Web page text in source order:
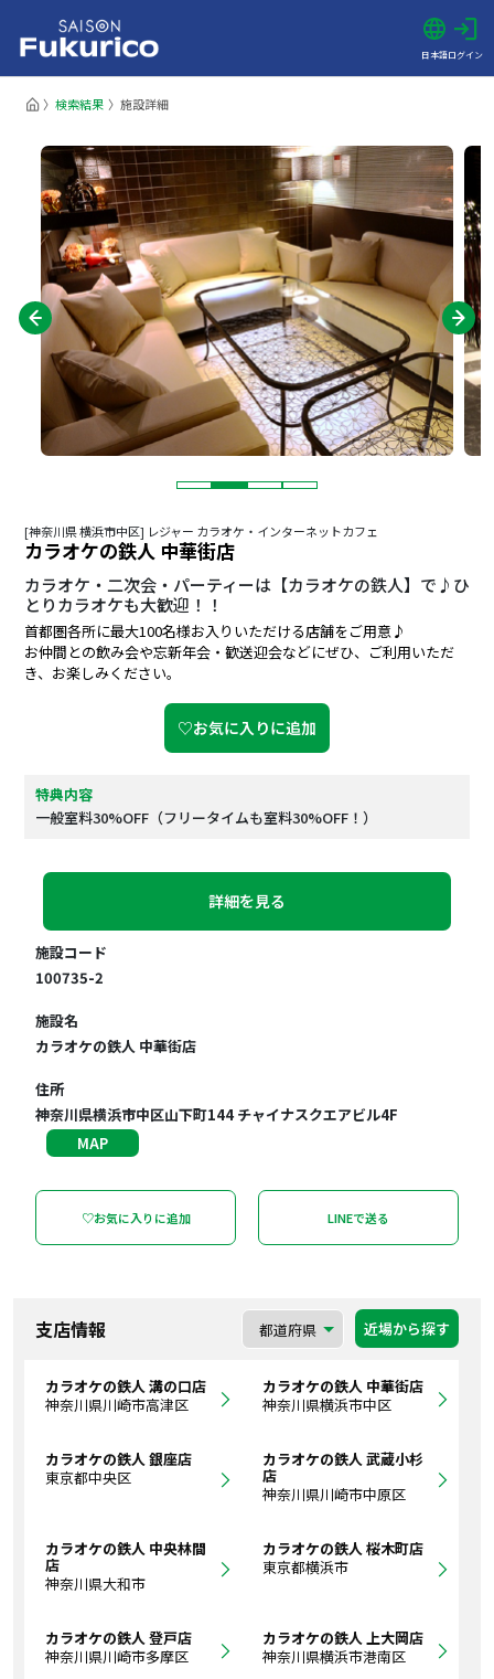
日本語ログイン
検索結果 施設詳細
[神奈川県 横浜市中区] レジャー カラオケ・インターネットカフェ
カラオケの鉄人 中華街店
カラオケ・二次会・パーティーは【カラオケの鉄人】で♪ひ
とりカラオケも大歓迎！！
首都圏各所に最大100名様お入りいただける店舗をご用意♪
お仲間との飲み会や忘新年会・歓送迎会などにぜひ、ご利用いただ
き、お楽しみください。
♡お気に入りに追加
特典内容
一般室料30%OFF（フリータイムも室料30%OFF！）
詳細を見る
施設コード
100735-2
施設名
カラオケの鉄人 中華街店
住所
神奈川県横浜市中区山下町144 チャイナスクエアビル4F
MAP
♡お気に入りに追加 LINEで送る
支店情報 近場から探す
カラオケの鉄人 溝の口店
神奈川県川崎市高津区
カラオケの鉄人 中華街店
神奈川県横浜市中区
カラオケの鉄人 銀座店
東京都中央区
カラオケの鉄人 武蔵小杉
店
神奈川県川崎市中原区
カラオケの鉄人 中央林間
店
神奈川県大和市
カラオケの鉄人 桜木町店
東京都横浜市
カラオケの鉄人 登戸店
神奈川県川崎市多摩区
カラオケの鉄人 上大岡店
神奈川県横浜市港南区